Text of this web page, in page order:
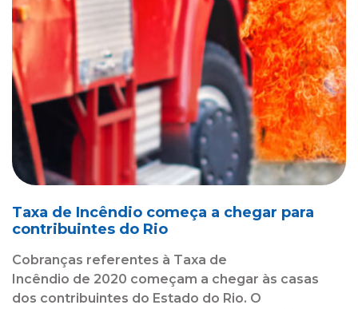
Taxa de Incêndio começa a chegar para
contribuintes do Rio
Cobranças referentes à Taxa de
Incêndio de 2020 começam a chegar às casas
dos contribuintes do Estado do Rio. O